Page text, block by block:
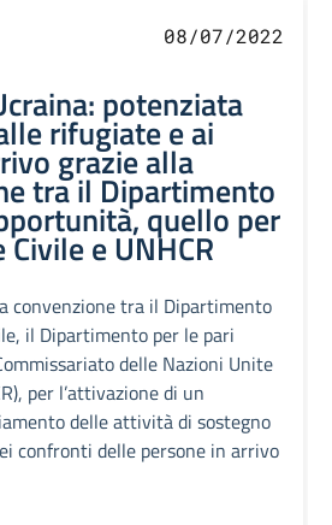
08/07/2022
potenziata
rifugiate e ai
grazie alla
tra il Dipartimento
quello per
e UNHCR
convenzione tra il Dipartimento
il Dipartimento per le pari
delle Nazioni Unite
per l’attivazione di un
delle attività di sostegno
confronti delle persone in arrivo